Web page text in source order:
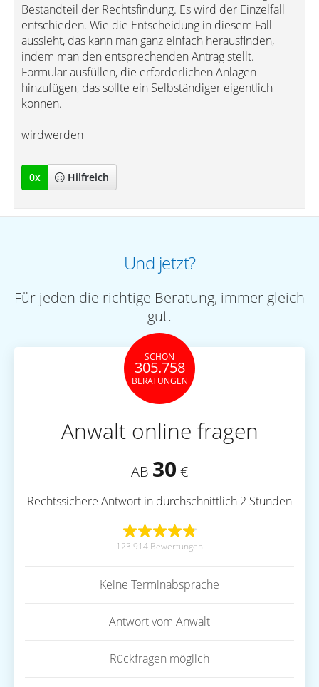
Bestandteil der Rechtsfindung. Es wird der Einzelfall
entschieden. Wie die Entscheidung in diesem Fall
aussieht, das kann man ganz einfach herausfinden,
indem man den entsprechenden Antrag stellt.
Formular ausfüllen, die erforderlichen Anlagen
hinzufügen, das sollte ein Selbständiger eigentlich
können.
wirdwerden
0x Hilfreich
Und jetzt?
Für jeden die richtige Beratung, immer gleich
gut.
SCHON
305.758
BERATUNGEN
Anwalt online fragen
AB 30 €
Rechtssichere Antwort in durchschnittlich 2 Stunden
123.914 Bewertungen
Keine Terminabsprache
Antwort vom Anwalt
Rückfragen möglich